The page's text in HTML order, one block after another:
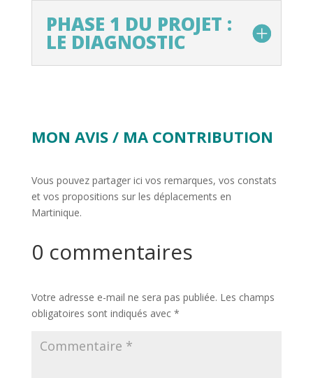
PHASE 1 DU PROJET :
LE DIAGNOSTIC
MON AVIS / MA CONTRIBUTION
Vous pouvez partager ici vos remarques, vos constats
et vos propositions sur les déplacements en
Martinique.
0 commentaires
Votre adresse e-mail ne sera pas publiée. Les champs
obligatoires sont indiqués avec *